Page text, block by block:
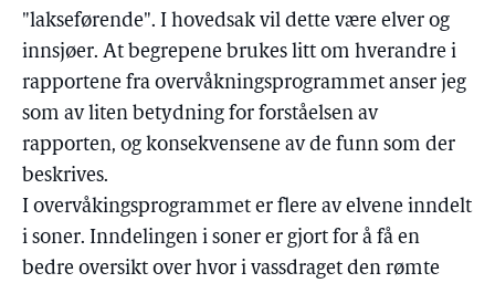
"lakseførende". I hovedsak vil dette være elver og
innsjøer. At begrepene brukes litt om hverandre i
rapportene fra overvåkningsprogrammet anser jeg
som av liten betydning for forståelsen av
rapporten, og konsekvensene av de funn som der
beskrives.
I overvåkingsprogrammet er flere av elvene inndelt
i soner. Inndelingen i soner er gjort for å få en
bedre oversikt over hvor i vassdraget den rømte